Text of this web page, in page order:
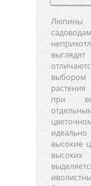
Люпины
при
высокие
высоких